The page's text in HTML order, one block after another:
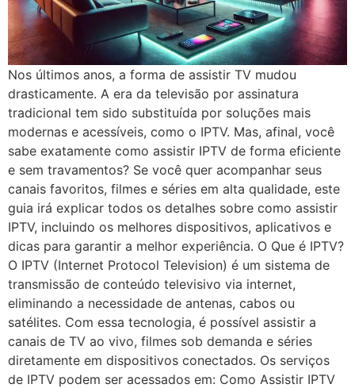
Nos últimos anos, a forma de assistir TV mudou
drasticamente. A era da televisão por assinatura
tradicional tem sido substituída por soluções mais
modernas e acessíveis, como o IPTV. Mas, afinal, você
sabe exatamente como assistir IPTV de forma eficiente
e sem travamentos? Se você quer acompanhar seus
canais favoritos, filmes e séries em alta qualidade, este
guia irá explicar todos os detalhes sobre como assistir
IPTV, incluindo os melhores dispositivos, aplicativos e
dicas para garantir a melhor experiência. O Que é IPTV?
O IPTV (Internet Protocol Television) é um sistema de
transmissão de conteúdo televisivo via internet,
eliminando a necessidade de antenas, cabos ou
satélites. Com essa tecnologia, é possível assistir a
canais de TV ao vivo, filmes sob demanda e séries
diretamente em dispositivos conectados. Os serviços
de IPTV podem ser acessados em: Como Assistir IPTV